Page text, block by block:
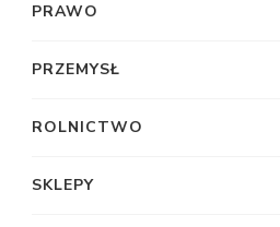
PRAWO
PRZEMYSŁ
ROLNICTWO
SKLEPY